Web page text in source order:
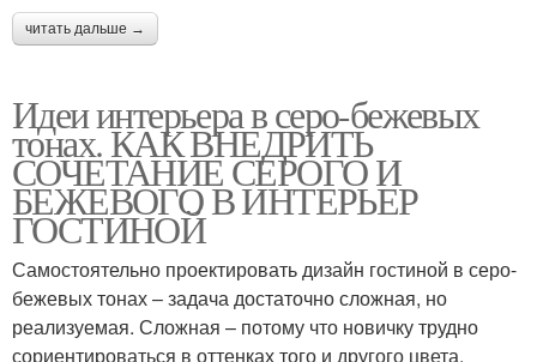
читать дальше →
Идеи интерьера в серо-бежевых
тонах. КАК ВНЕДРИТЬ
СОЧЕТАНИЕ СЕРОГО И
БЕЖЕВОГО В ИНТЕРЬЕР
ГОСТИНОЙ
Самостоятельно проектировать дизайн гостиной в серо-
бежевых тонах – задача достаточно сложная, но
реализуемая. Сложная – потому что новичку трудно
сориентироваться в оттенках того и другого цвета.